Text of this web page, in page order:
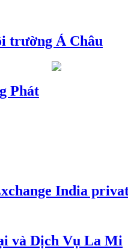
trường Á Châu
Phát
India
và Dịch Vụ La Mi